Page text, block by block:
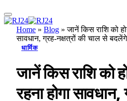
Home » Blog »जानें किस राशि को
सावधान, ग्रह-नक्षत्रों की चाल से
धार्मिक
जानें किस राशि को
रहना होगा